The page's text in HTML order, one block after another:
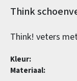
Think
Think! veters
Kleur:
Materiaal: